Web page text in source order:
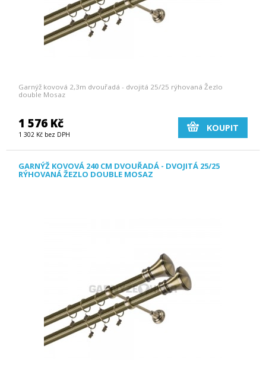
Garnýž kovová 2,3m dvouřadá - dvojitá 25/25 rýhovaná Žezlo
double Mosaz
1 576 Kč
1 302 Kč bez DPH
KOUPIT
GARNÝŽ KOVOVÁ 240 CM DVOUŘADÁ - DVOJITÁ 25/25
RÝHOVANÁ ŽEZLO DOUBLE MOSAZ